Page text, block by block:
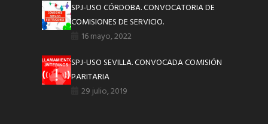
SPJ-USO CÓRDOBA. CONVOCATORIA DE
COMISIONES DE SERVICIO.
16 mayo, 2022
SPJ-USO SEVILLA. CONVOCADA COMISIÓN
PARITARIA
29 julio, 2019